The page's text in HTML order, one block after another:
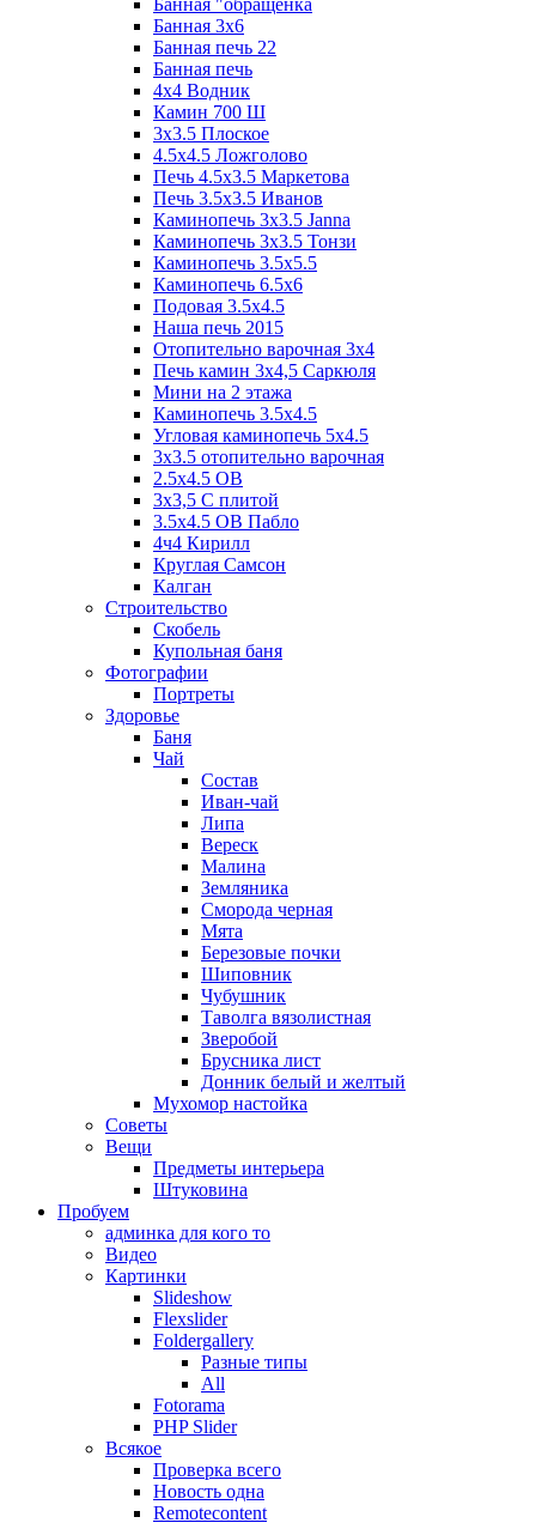
Банная "обращенка
Банная 3х6
Банная печь 22
Банная печь
4х4 Водник
Камин 700 Ш
3x3.5 Плоское
4.5x4.5 Ложголово
Печь 4.5x3.5 Маркетова
Печь 3.5x3.5 Иванов
Каминопечь 3x3.5 Janna
Каминопечь 3x3.5 Тонзи
Каминопечь 3.5х5.5
Каминопечь 6.5x6
Подовая 3.5х4.5
Наша печь 2015
Отопительно варочная 3х4
Печь камин 3х4,5 Саркюля
Мини на 2 этажа
Каминопечь 3.5х4.5
Угловая каминопечь 5х4.5
3х3.5 отопительно варочная
2.5х4.5 ОВ
3х3,5 C плитой
3.5х4.5 ОВ Пабло
4ч4 Кирилл
Круглая Самсон
Калган
Строительство
Скобель
Купольная баня
Фотографии
Портреты
Здоровье
Баня
Чай
Состав
Иван-чай
Липа
Вереск
Малина
Земляника
Сморода черная
Мята
Березовые почки
Шиповник
Чубушник
Таволга вязолистная
Зверобой
Брусника лист
Донник белый и желтый
Мухомор настойка
Советы
Вещи
Предметы интерьера
Штуковина
Пробуем
админка для кого то
Видео
Картинки
Slideshow
Flexslider
Foldergallery
Разные типы
All
Fotorama
PHP Slider
Всякое
Проверка всего
Новость одна
Remotecontent